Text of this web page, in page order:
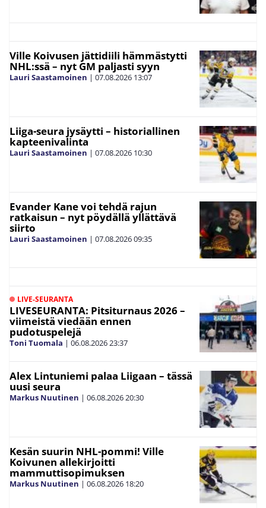
Ville Koivusen jättidiili hämmästytti
NHL:ssä – nyt GM paljasti syyn
Lauri Saastamoinen | 07.08.2026 13:07
Liiga-seura jysäytti – historiallinen
kapteenivalinta
Lauri Saastamoinen | 07.08.2026 10:30
Evander Kane voi tehdä rajun
ratkaisun – nyt pöydällä yllättävä
siirto
Lauri Saastamoinen | 07.08.202609:35
LIVE-SEURANTA
LIVESEURANTA: Pitsiturnaus 2026 –
viimeistä viedään ennen
pudotuspelejä
Toni Tuomala | 06.08.202623:37
Alex Lintuniemi palaa Liigaan – tässä
uusi seura
Markus Nuutinen | 06.08.202620:30
Kesän suurin NHL-pommi! Ville
Koivunen allekirjoitti
mammuttisopimuksen
Markus Nuutinen | 06.08.2026 18:20